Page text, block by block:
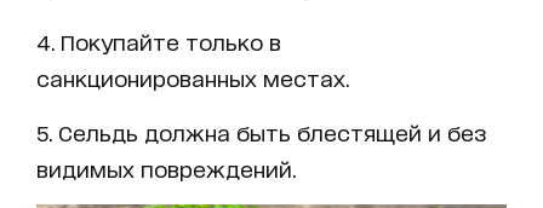
4. Покупайте только в
санкционированных местах.
5. Сельдь должна быть блестящей и без
видимых повреждений.